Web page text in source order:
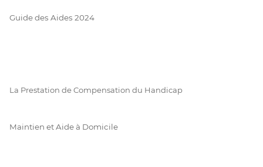
Guide des Aides 2024
La Prestation de Compensation du Handicap
Maintien et Aide à Domicile